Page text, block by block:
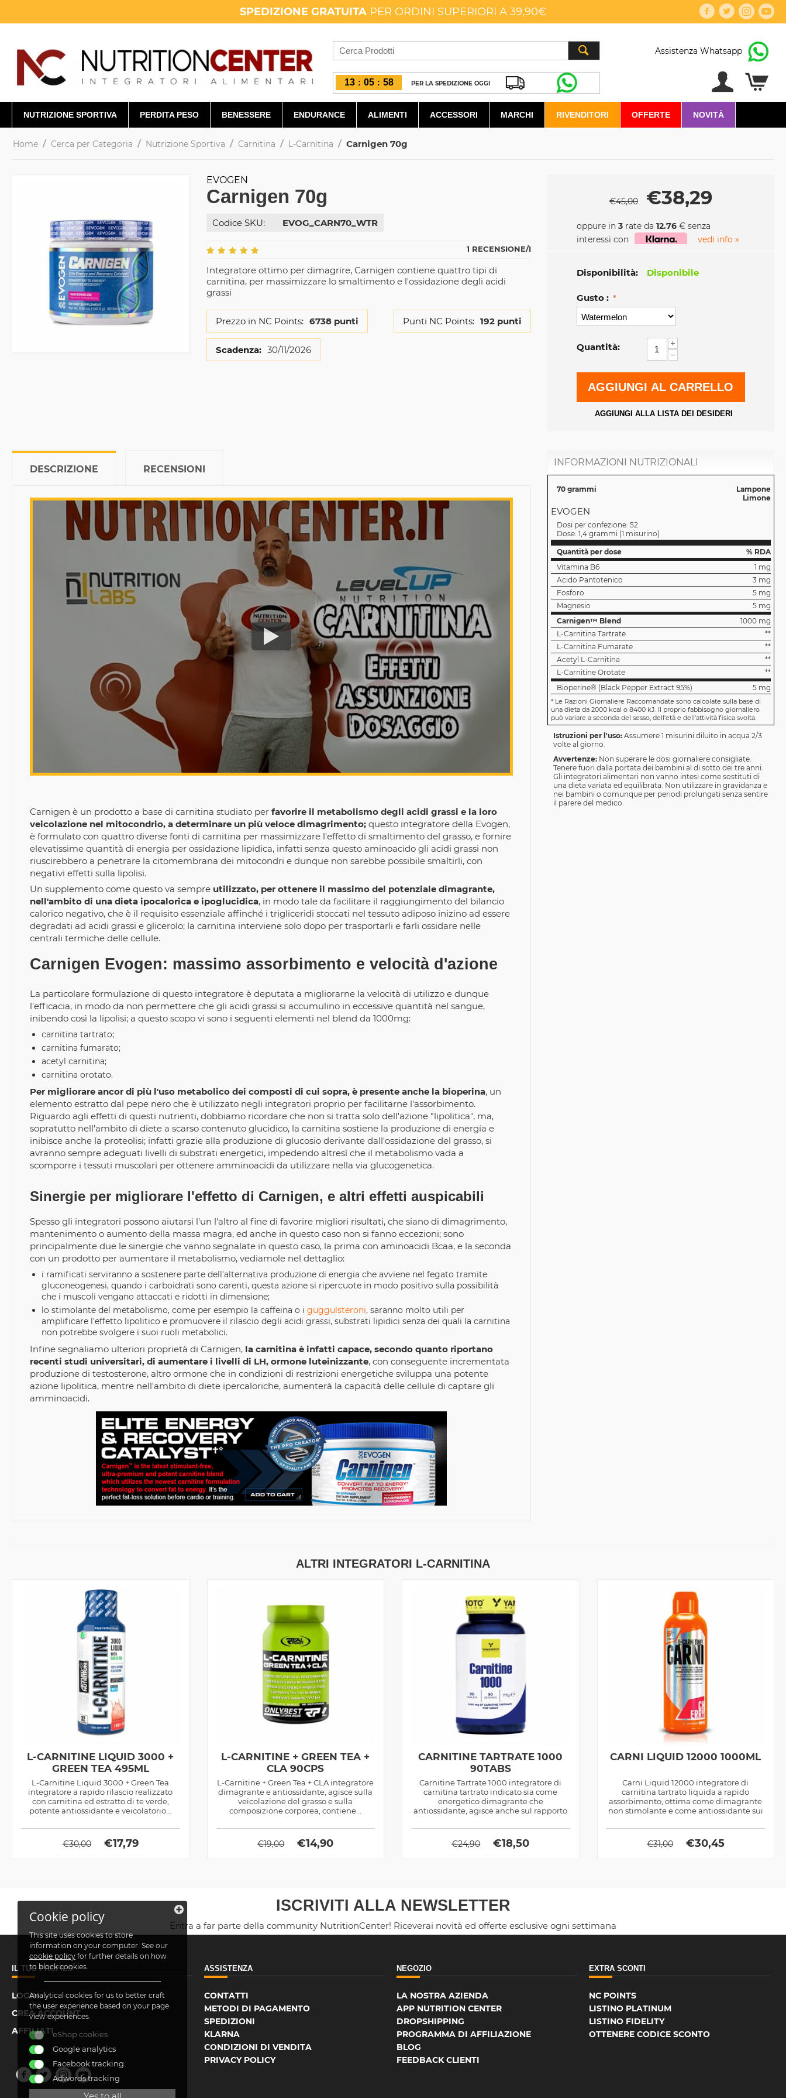
SPEDIZIONE GRATUITA PER ORDINI SUPERIORI A 39,90€
13 : 05 : 57 PER LA SPEDIZIONE OGGI
Assistenza Whatsapp
NUTRIZIONE SPORTIVA PERDITA PESO BENESSERE ENDURANCE ALIMENTI ACCESSORI MARCHI RIVENDITORI OFFERTE NOVITÀ
Home / Cerca per Categoria / Nutrizione Sportiva / Carnitina / L-Carnitina / Carnigen 70g
EVOGEN
Carnigen 70g
Codice SKU: EVOG_CARN70_WTR
1 RECENSIONE/I
Integratore ottimo per dimagrire, Carnigen contiene quattro tipi di
carnitina, per massimizzare lo smaltimento e l'ossidazione degli acidi
grassi
Prezzo in NC Points: 6738 punti Punti NC Points: 192 punti
Scadenza: 30/11/2026
€45,00 €38,29
oppure in 3rate da 12.76€ senza
interessi con
vedi info »
Disponibilità: Disponibile
Gusto :
Quantità:
+
−
AGGIUNGI AL CARRELLO
AGGIUNGI ALLA LISTA DEI DESIDERI
DESCRIZIONE RECENSIONI
Carnigen è un prodotto a base di carnitina studiato per favorire il metabolismo degli acidi grassi e la loro
veicolazione nel mitocondrio, a determinare un più veloce dimagrimento; questo integratore della Evogen,
è formulato con quattro diverse fonti di carnitina per massimizzare l'effetto di smaltimento del grasso, e fornire
elevatissime quantità di energia per ossidazione lipidica, infatti senza questo aminoacido gli acidi grassi non
riuscirebbero a penetrare la citomembrana dei mitocondri e dunque non sarebbe possibile smaltirli, con
negativi effetti sulla lipolisi.
Un supplemento come questo va sempre utilizzato, per ottenere il massimo del potenziale dimagrante,
nell'ambito di una dieta ipocalorica e ipoglucidica, in modo tale da facilitare il raggiungimento del bilancio
calorico negativo, che è il requisito essenziale affinché i trigliceridi stoccati nel tessuto adiposo inizino ad essere
degradati ad acidi grassi e glicerolo; la carnitina interviene solo dopo per trasportarli e farli ossidare nelle
centrali termiche delle cellule.
Carnigen Evogen: massimo assorbimento e velocità d'azione
La particolare formulazione di questo integratore è deputata a migliorarne la velocità di utilizzo e dunque
l'efficacia, in modo da non permettere che gli acidi grassi si accumulino in eccessive quantità nel sangue,
inibendo così la lipolisi; a questo scopo vi sono i seguenti elementi nel blend da 1000mg:
carnitina tartrato;
carnitina fumarato;
acetyl carnitina;
carnitina orotato.
Per migliorare ancor di più l'uso metabolico dei composti di cui sopra, è presente anche la bioperina, un
elemento estratto dal pepe nero che è utilizzato negli integratori proprio per facilitarne l'assorbimento.
Riguardo agli effetti di questi nutrienti, dobbiamo ricordare che non si tratta solo dell'azione "lipolitica", ma,
sopratutto nell'ambito di diete a scarso contenuto glucidico, la carnitina sostiene la produzione di energia e
inibisce anche la proteolisi; infatti grazie alla produzione di glucosio derivante dall'ossidazione del grasso, si
avranno sempre adeguati livelli di substrati energetici, impedendo altresì che il metabolismo vada a
scomporre i tessuti muscolari per ottenere amminoacidi da utilizzare nella via glucogenetica.
Sinergie per migliorare l'effetto di Carnigen, e altri effetti auspicabili
Spesso gli integratori possono aiutarsi l'un l'altro al fine di favorire migliori risultati, che siano di dimagrimento,
mantenimento o aumento della massa magra, ed anche in questo caso non si fanno eccezioni; sono
principalmente due le sinergie che vanno segnalate in questo caso, la prima con aminoacidi Bcaa, e la seconda
con un prodotto per aumentare il metabolismo, vediamole nel dettaglio:
i ramificati serviranno a sostenere parte dell'alternativa produzione di energia che avviene nel fegato tramite
gluconeogenesi, quando i carboidrati sono carenti, questa azione si ripercuote in modo positivo sulla possibilità
che i muscoli vengano attaccati e ridotti in dimensione;
lo stimolante del metabolismo, come per esempio la caffeina o i guggulsteroni, saranno molto utili per
amplificare l'effetto lipolitico e promuovere il rilascio degli acidi grassi, substrati lipidici senza dei quali la carnitina
non potrebbe svolgere i suoi ruoli metabolici.
Infine segnaliamo ulteriori proprietà di Carnigen, la carnitina è infatti capace, secondo quanto riportano
recenti studi universitari, di aumentare i livelli di LH, ormone luteinizzante, con conseguente incrementata
produzione di testosterone, altro ormone che in condizioni di restrizioni energetiche sviluppa una potente
azione lipolitica, mentre nell'ambito di diete ipercaloriche, aumenterà la capacità delle cellule di captare gli
amminoacidi.
INFORMAZIONI NUTRIZIONALI
70 grammi
Lampone
Limone
EVOGEN
Dosi per confezione: 52
Dose: 1,4 grammi (1 misurino)
Quantità per dose
% RDA
Vitamina B6
1 mg
Acido Pantotenico
3 mg
Fosforo
5 mg
Magnesio
5 mg
Carnigen™ Blend
1000 mg
L-Carnitina Tartrate
**
L-Carnitina Fumarate
**
Acetyl L-Carnitina
**
L-Carnitine Orotate
**
Bioperine® (Black Pepper Extract 95%)
5 mg
*Le Razioni Giornaliere Raccomandate sono calcolate sulla base di
una dieta da 2000 kcal o 8400 kJ. Il proprio fabbisogno giornaliero
può variare a seconda del sesso, dell'età e dell'attività fisica svolta.
Istruzioni per l'uso: Assumere 1 misurini diluito in acqua 2/3
volte al giorno.
Avvertenze: Non superare le dosi giornaliere consigliate.
Tenere fuori dalla portata dei bambini al di sotto dei tre anni.
Gli integratori alimentari non vanno intesi come sostituti di
una dieta variata ed equilibrata. Non utilizzare in gravidanza e
nei bambini o comunque per periodi prolungati senza sentire
il parere del medico.
ALTRI INTEGRATORI L-CARNITINA
L-CARNITINE LIQUID 3000 +
GREEN TEA 495ML
L-Carnitine Liquid 3000 + Green Tea
integratore a rapido rilascio realizzato
con carnitina ed estratto di te verde,
potente antiossidante e veicolatorio...
€30,00 €17,79
L-CARNITINE + GREEN TEA +
CLA 90CPS
L-Carnitine + Green Tea + CLA integratore
dimagrante e antiossidante, agisce sulla
veicolazione del grasso e sulla
composizione corporea, contiene...
€19,00 €14,90
CARNITINE TARTRATE 1000
90TABS
Carnitine Tartrate 1000 integratore di
carnitina tartrato indicato sia come
energetico dimagrante che
antiossidante, agisce anche sul rapporto
€24,90 €18,50
CARNI LIQUID 12000 1000ML
Carni Liquid 12000 integratore di
carnitina tartrato liquida a rapido
assorbimento, ottima come dimagrante
non stimolante e come antiossidante sui
€31,00 €30,45
ISCRIVITI ALLA NEWSLETTER
Entra a far parte della community NutritionCenter! Riceverai novità ed offerte esclusive ogni settimana
IL TUO PROFILO
LOGIN
CREA ACCOUNT
AFFILIATI
ASSISTENZA
CONTATTI
METODI DI PAGAMENTO
SPEDIZIONI
KLARNA
CONDIZIONI DI VENDITA
PRIVACY POLICY
NEGOZIO
LA NOSTRA AZIENDA
APP NUTRITION CENTER
DROPSHIPPING
PROGRAMMA DI AFFILIAZIONE
BLOG
FEEDBACK CLIENTI
EXTRA SCONTI
NC POINTS
LISTINO PLATINUM
LISTINO FIDELITY
OTTENERE CODICE SCONTO
Cookie policy
This site uses cookies to store
information on your computer. See our
cookie policy for further details on how
to block cookies.
Analytical cookies for us to better craft
the user experience based on your page
view experiences.
eShop cookies
Google analytics
Facebook tracking
Adwords tracking